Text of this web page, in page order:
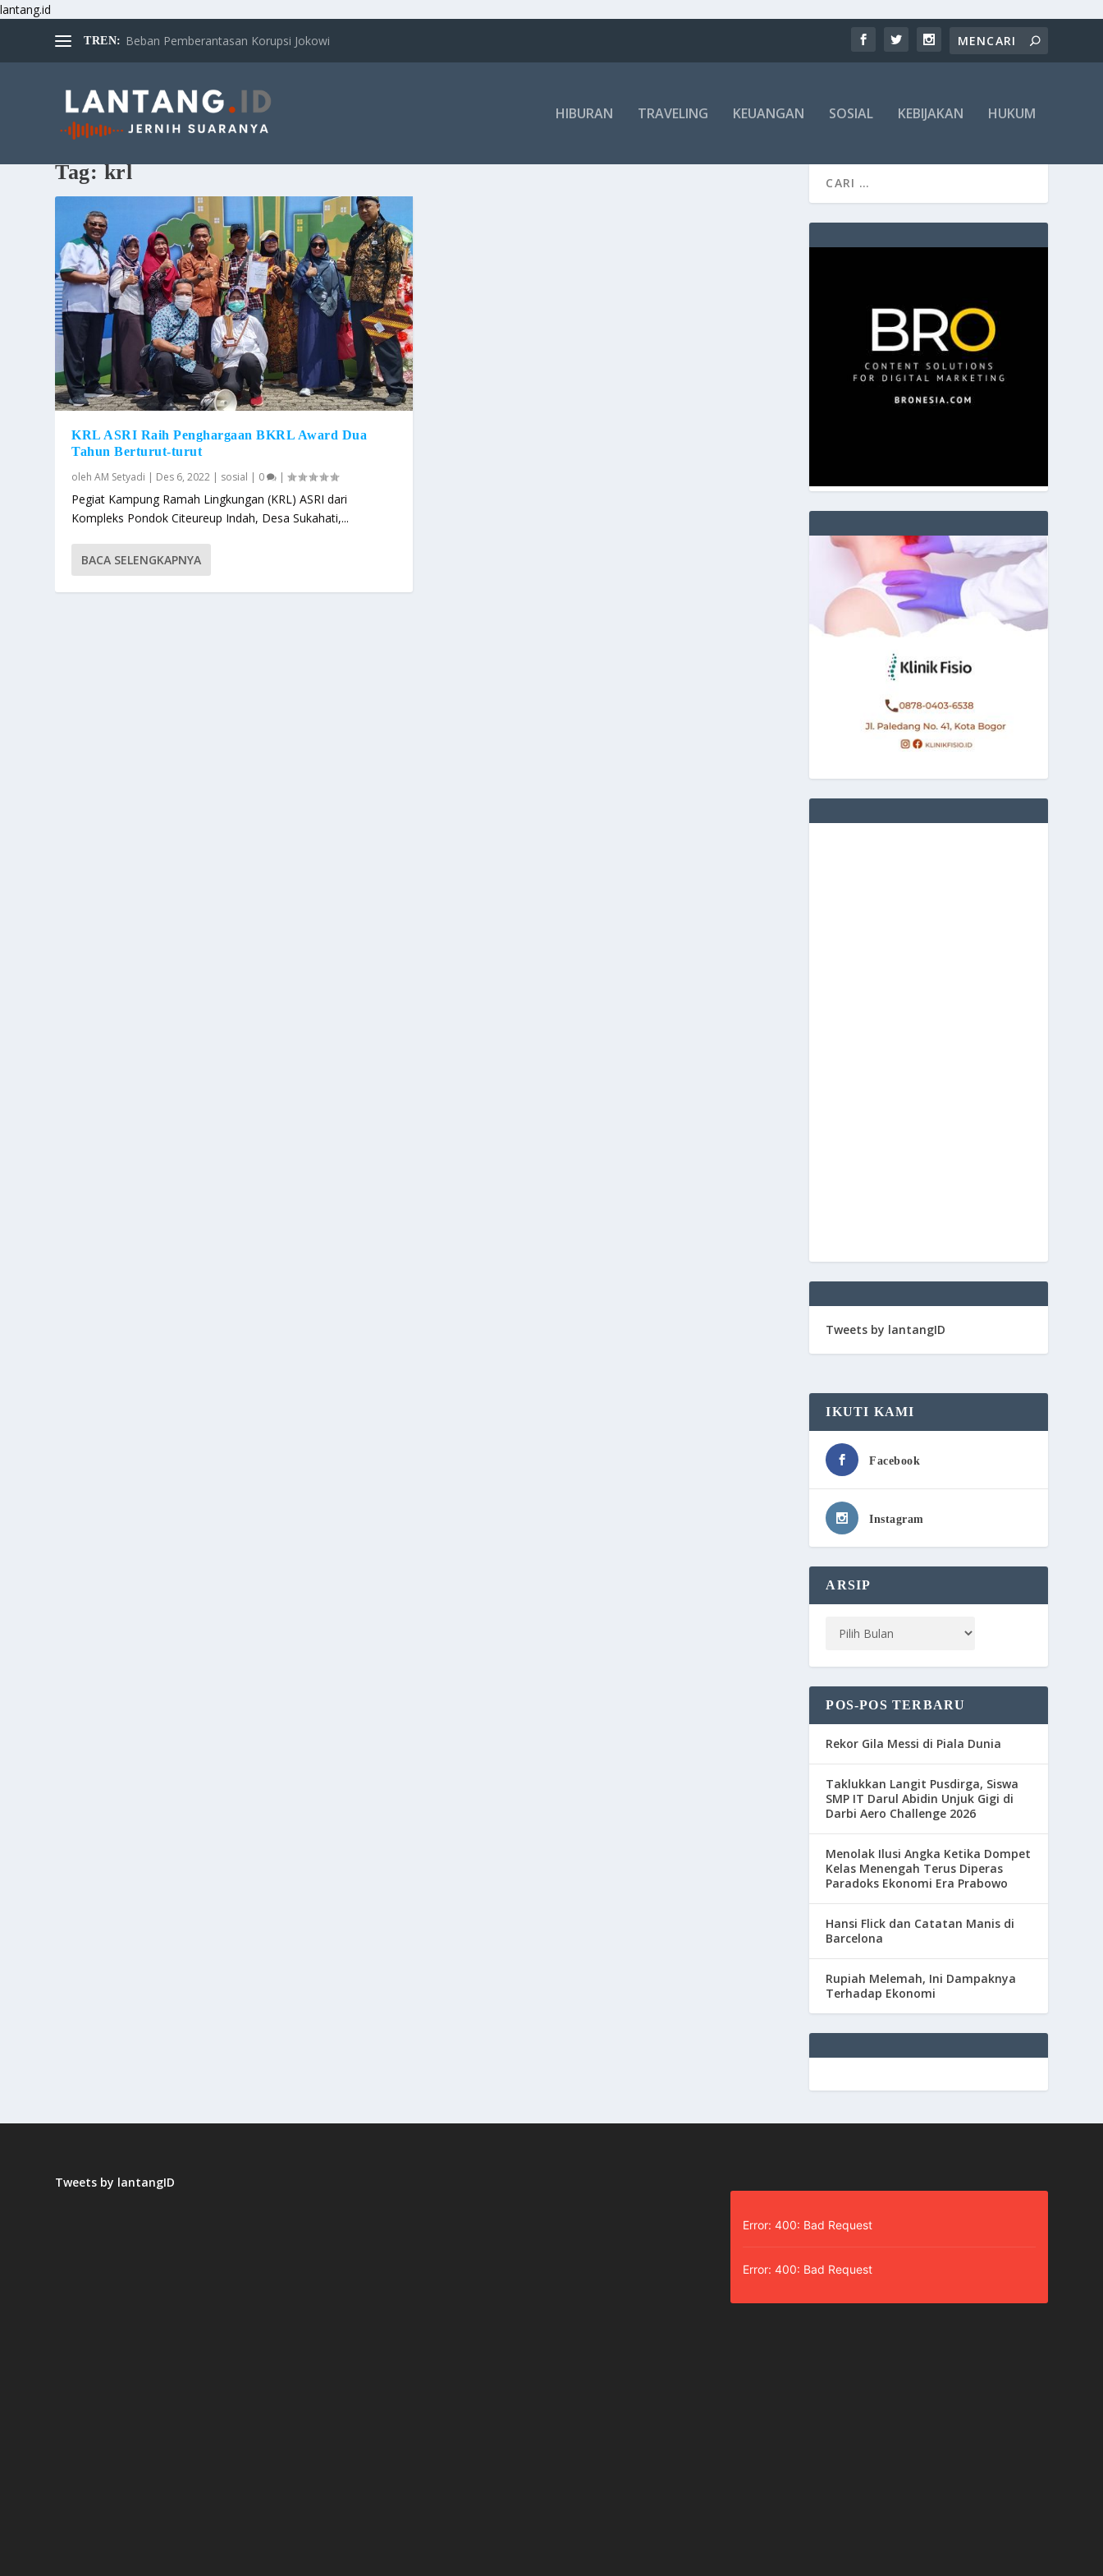
lantang.id
TREN: Beban Pemberantasan Korupsi Jokowi
HIBURAN TRAVELING KEUANGAN SOSIAL KEBIJAKAN HUKUM
Tag:krl
KRL ASRI Raih Penghargaan BKRL Award Dua
Tahun Berturut-turut
olehAM Setyadi | Des 6, 2022 | sosial | 0 |
Pegiat Kampung Ramah Lingkungan (KRL) ASRI dari
Kompleks Pondok Citeureup Indah, Desa Sukahati,...
BACA SELENGKAPNYA
Tweets by lantangID
IKUTI KAMI
Facebook
Instagram
ARSIP
POS-POS TERBARU
Rekor Gila Messi di Piala Dunia
Taklukkan Langit Pusdirga, Siswa
SMP IT Darul Abidin Unjuk Gigi di
Darbi Aero Challenge 2026
Menolak Ilusi Angka Ketika Dompet
Kelas Menengah Terus Diperas
Paradoks Ekonomi Era Prabowo
Hansi Flick dan Catatan Manis di
Barcelona
Rupiah Melemah, Ini Dampaknya
Terhadap Ekonomi
Tweets by lantangID
Error: 400: Bad Request
Error: 400: Bad Request